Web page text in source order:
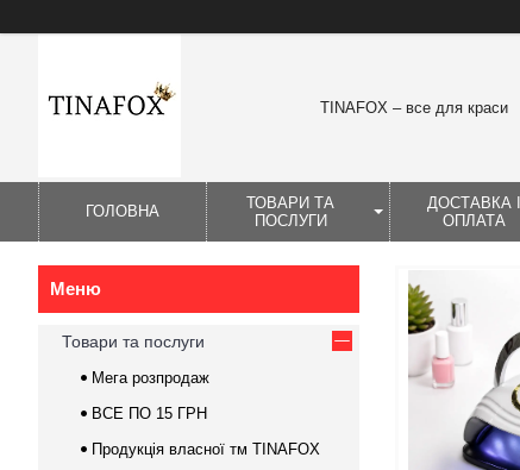
TINAFOX – все для краси
ГОЛОВНА
ТОВАРИ ТА
ПОСЛУГИ
ДОСТАВКА І
ОПЛАТА
Товари та послуги
Мега розпродаж
ВСЕ ПО 15 ГРН
Продукція власної тм TINAFOX